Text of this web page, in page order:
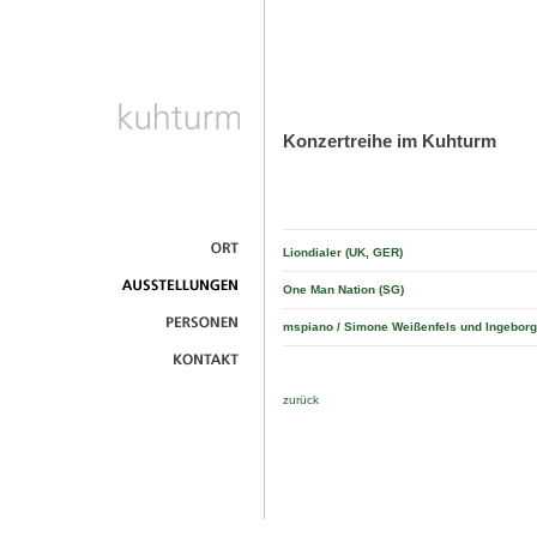
Konzertreihe im Kuhturm
Liondialer (UK, GER)
One Man Nation (SG)
mspiano / Simone Weißenfels und
zurück